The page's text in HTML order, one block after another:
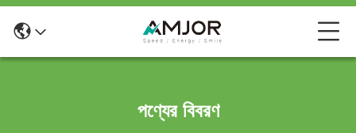
পণ্যের বিবরণ